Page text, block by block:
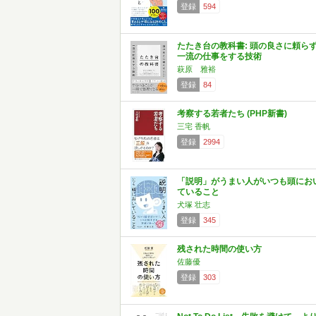
登録 594
たたき台の教科書: 頭の良さに頼ら
一流の仕事をする技術
萩原 雅裕
登録
84
考察する若者たち (PHP新書)
三宅 香帆
登録
2994
「説明」がうまい人がいつも頭にお
ていること
犬塚 壮志
登録
345
残された時間の使い方
佐藤優
登録
303